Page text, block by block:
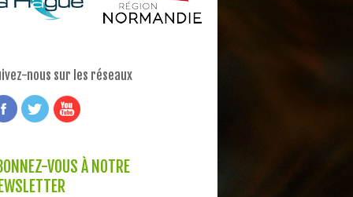
nous sur les réseaux
VOUS À NOTRE